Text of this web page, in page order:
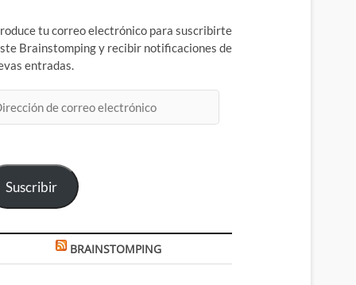
tu correo electrónico para suscribirte
Brainstomping y recibir notificaciones de
entradas.
Suscribir
BRAINSTOMPING